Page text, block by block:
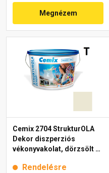
Megnézem
Cemix 2704 StrukturOLA
Dekor diszperziós
vékonyvakolat, dörzsölt 2
Rendelésre